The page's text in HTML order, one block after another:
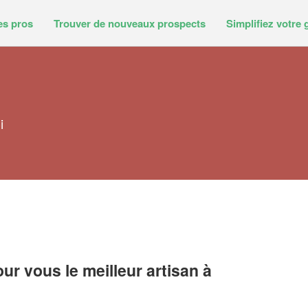
pros Trouver de nouveaux prospects Simplifiez votre
vous le meilleur artisan à